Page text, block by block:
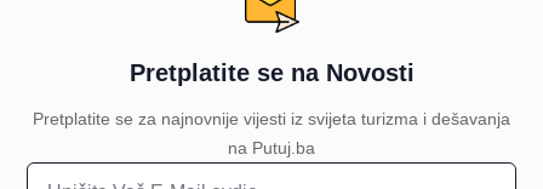
Pretplatite se na Novosti
Pretplatite se za najnovnije vijesti iz svijeta turizma i dešavanja
na Putuj.ba